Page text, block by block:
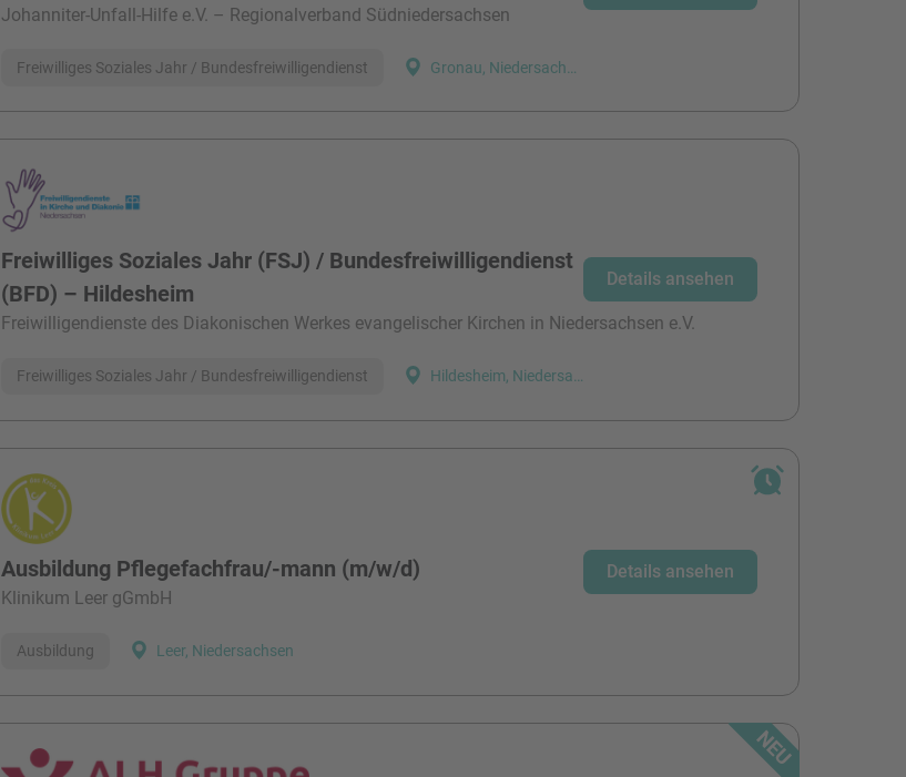
Johanniter-Unfall-Hilfe e.V. – Regionalverband Südniedersachsen
Gronau, Niedersachsen
Freiwilliges Soziales Jahr / Bundesfreiwilligendienst
Freiwilliges Soziales Jahr (FSJ) / Bundesfreiwilligendienst
(BFD) – Hildesheim
Freiwilligendienste des Diakonischen Werkes evangelischer Kirchen in Niedersachsen e.V.
Hildesheim, Niedersachsen
Freiwilliges Soziales Jahr / Bundesfreiwilligendienst
Details ansehen
Ausbildung Pflegefachfrau/-mann (m/w/d)
Klinikum Leer gGmbH
Leer, Niedersachsen
Ausbildung
Details ansehen